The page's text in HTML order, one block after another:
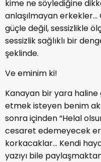
kime ne söylediğine
anlaşılmayan
güçle değil, sessizlikle
sessizlik sağlıklı bir
şeklinde.
Ve eminim ki!
Kanayan bir yara
etmek isteyen benim
sonra içinden “Helal
cesaret edemeyecek
korkacaklar… Kendi
yazıyı bile